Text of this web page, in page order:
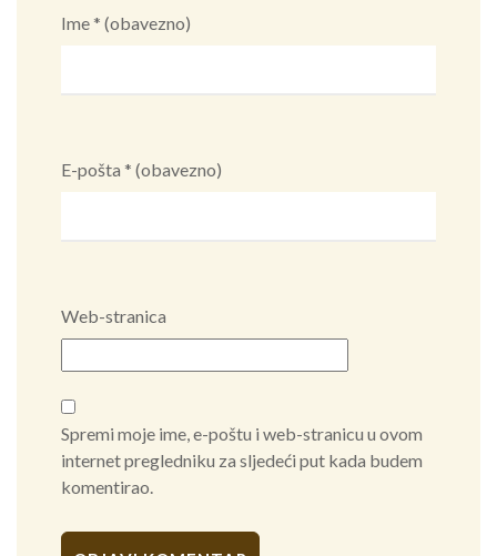
Ime* (obavezno)
E-pošta * (obavezno)
Web-stranica
Spremi moje ime, e-poštu i web-stranicu u ovom
internet pregledniku za sljedeći put kada budem
komentirao.